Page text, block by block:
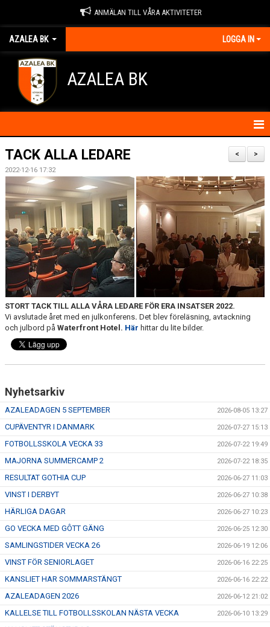
ANMÄLAN TILL VÅRA AKTIVITETER
AZALEA BK LOGGA IN
AZALEA BK
HEM
KONTAKTA OSS
OM FÖRENINGEN
BLI MEDLEM
IDROTTSSKADOR
TRÄN.TIDER
KLUBBHUS
KLUBBSHOP
SPONSRING
>
<
TACK ALLA LEDARE
2022-12-16 17:32
STORT TACK TILL ALLA VÅRA LEDARE FÖR ERA INSATSER 2022.
Vi avslutade året med en julkonferens. Det blev föreläsning, avtackning
och julbord på Waterfront Hotel. Här hittar du lite bilder.
Nyhetsarkiv
AZALEADAGEN 5 SEPTEMBER 2026-08-05 13:27
CUPÄVENTYR I DANMARK 2026-07-27 15:13
FOTBOLLSSKOLA VECKA 33 2026-07-22 19:49
MAJORNA SUMMERCAMP 2 2026-07-22 18:35
RESULTAT GOTHIA CUP 2026-06-27 11:03
VINST I DERBYT 2026-06-27 10:38
HÄRLIGA DAGAR 2026-06-27 10:23
GO VECKA MED GÔTT GÄNG 2026-06-25 12:30
SAMLINGSTIDER VECKA 26 2026-06-19 12:06
VINST FÖR SENIORLAGET 2026-06-16 22:25
KANSLIET HAR SOMMARSTÄNGT 2026-06-16 22:22
AZALEADAGEN 2026 2026-06-12 21:02
KALLELSE TILL FOTBOLLSSKOLAN NÄSTA VECKA 2026-06-10 13:29